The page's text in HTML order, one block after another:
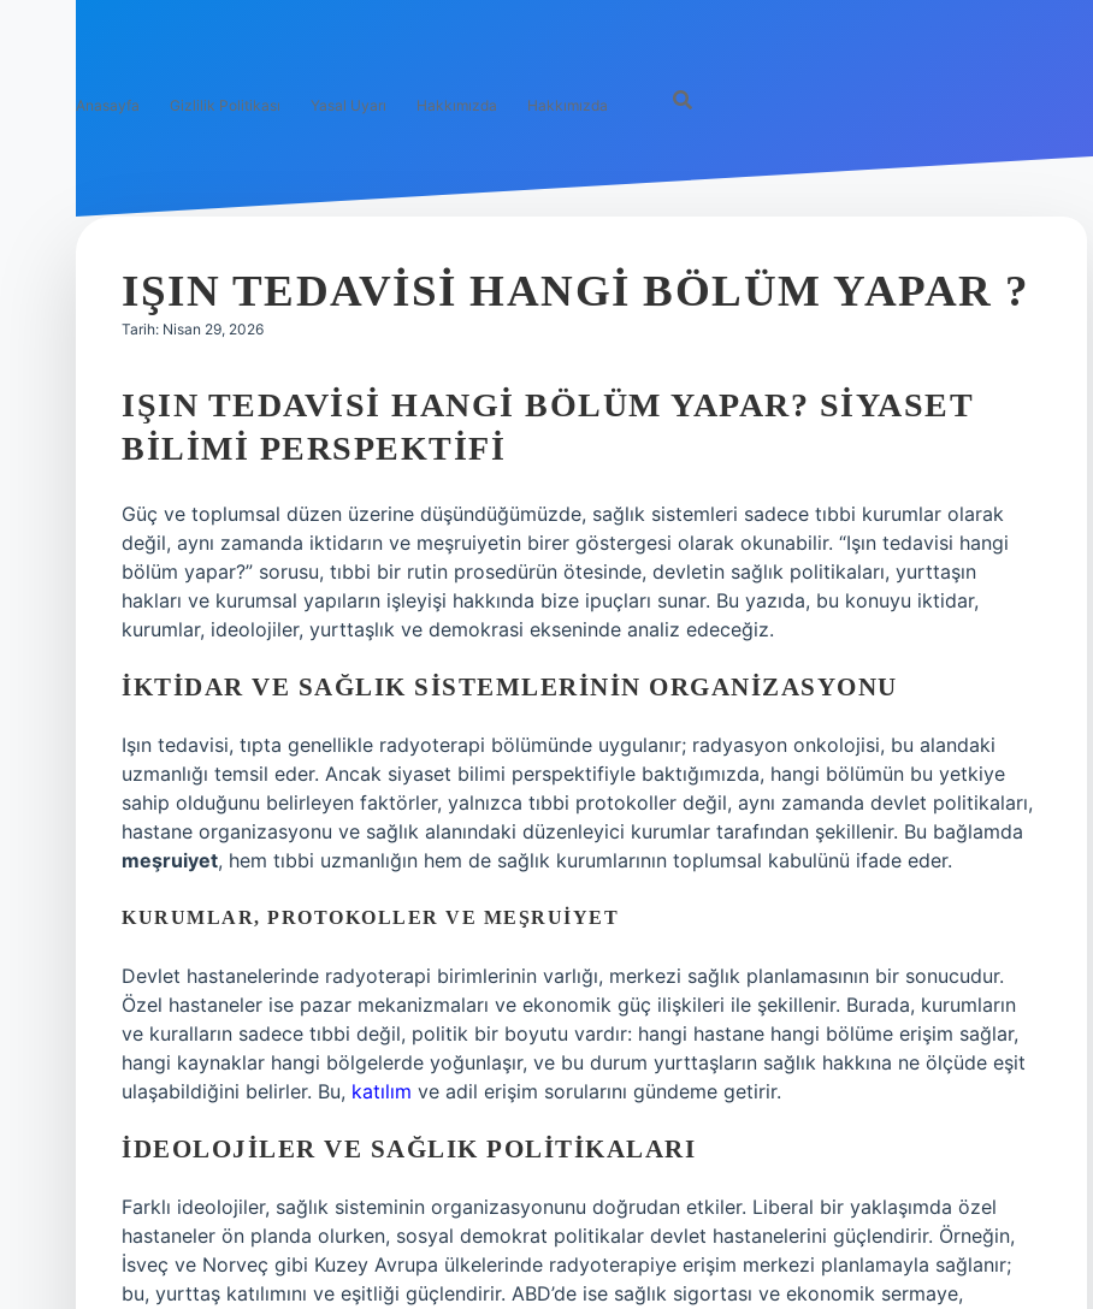
Anasayfa Gizlilik Politikası Yasal Uyarı Hakkımızda Hakkımızda
IŞIN TEDAVISI HANGI BÖLÜM YAPAR ?
Tarih: Nisan 29, 2026
IŞIN TEDAVISI HANGI BÖLÜM YAPAR? SIYASET
BILIMI PERSPEKTIFI
Güç ve toplumsal düzen üzerine düşündüğümüzde, sağlık sistemleri sadece tıbbi kurumlar olarak
değil, aynı zamanda iktidarın ve meşruiyetin birer göstergesi olarak okunabilir. “Işın tedavisi hangi
bölüm yapar?” sorusu, tıbbi bir rutin prosedürün ötesinde, devletin sağlık politikaları, yurttaşın
hakları ve kurumsal yapıların işleyişi hakkında bize ipuçları sunar. Bu yazıda, bu konuyu iktidar,
kurumlar, ideolojiler, yurttaşlık ve demokrasi ekseninde analiz edeceğiz.
İKTIDAR VE SAĞLIK SISTEMLERININ ORGANIZASYONU
Işın tedavisi, tıpta genellikle radyoterapi bölümünde uygulanır; radyasyon onkolojisi, bu alandaki
uzmanlığı temsil eder. Ancak siyaset bilimi perspektifiyle baktığımızda, hangi bölümün bu yetkiye
sahip olduğunu belirleyen faktörler, yalnızca tıbbi protokoller değil, aynı zamanda devlet politikaları,
hastane organizasyonu ve sağlık alanındaki düzenleyici kurumlar tarafından şekillenir. Bu bağlamda
meşruiyet, hem tıbbi uzmanlığın hem de sağlık kurumlarının toplumsal kabulünü ifade eder.
KURUMLAR, PROTOKOLLER VE MEŞRUIYET
Devlet hastanelerinde radyoterapi birimlerinin varlığı, merkezi sağlık planlamasının bir sonucudur.
Özel hastaneler ise pazar mekanizmaları ve ekonomik güç ilişkileri ile şekillenir. Burada, kurumların
ve kuralların sadece tıbbi değil, politik bir boyutu vardır: hangi hastane hangi bölüme erişim sağlar,
hangi kaynaklar hangi bölgelerde yoğunlaşır, ve bu durum yurttaşların sağlık hakkına ne ölçüde eşit
ulaşabildiğini belirler. Bu, katılım ve adil erişim sorularını gündeme getirir.
İDEOLOJILER VE SAĞLIK POLITIKALARI
Farklı ideolojiler, sağlık sisteminin organizasyonunu doğrudan etkiler. Liberal bir yaklaşımda özel
hastaneler ön planda olurken, sosyal demokrat politikalar devlet hastanelerini güçlendirir. Örneğin,
İsveç ve Norveç gibi Kuzey Avrupa ülkelerinde radyoterapiye erişim merkezi planlamayla sağlanır;
bu, yurttaş katılımını ve eşitliği güçlendirir. ABD’de ise sağlık sigortası ve ekonomik sermaye,